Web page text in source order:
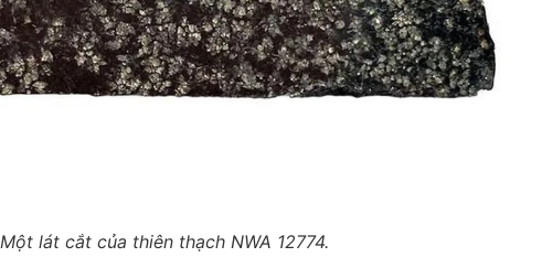
Một lát cắt của thiên thạch NWA 12774.